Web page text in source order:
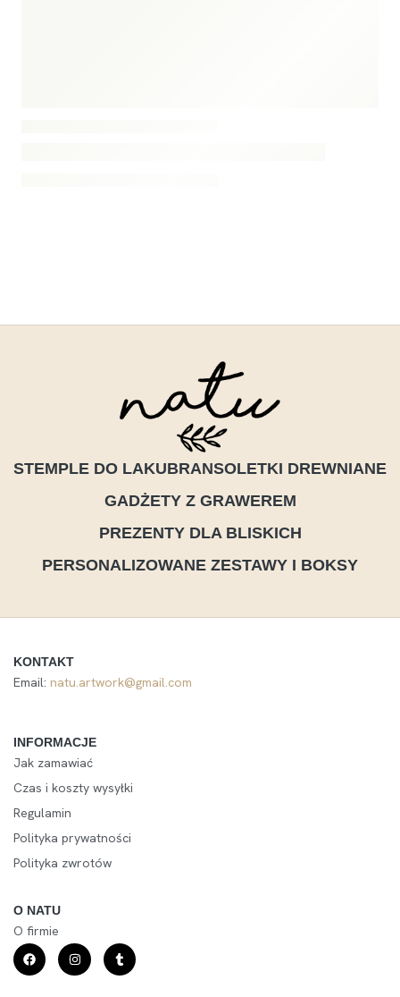
STEMPLE DO LAKUBRANSOLETKI DREWNIANE
GADŻETY Z GRAWEREM
PREZENTY DLA BLISKICH
PERSONALIZOWANE ZESTAWY I BOKSY
KONTAKT
Email: natu.artwork@gmail.com
INFORMACJE
Jak zamawiać
Czas i koszty wysyłki
Regulamin
Polityka prywatności
Polityka zwrotów
O NATU
O firmie